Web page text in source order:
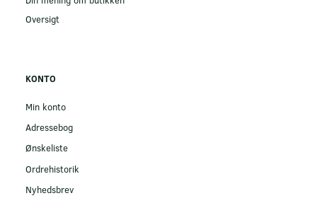
Oversigt
KONTO
Min konto
Adressebog
Ønskeliste
Ordrehistorik
Nyhedsbrev